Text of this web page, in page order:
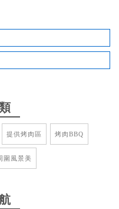
淨，床睡起來很舒適。
方便；老闆親切有禮
得CP值超高 下次來還會
提供烤肉區 烤肉BBQ
圍風景美